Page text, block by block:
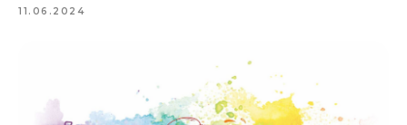
11.06.2024